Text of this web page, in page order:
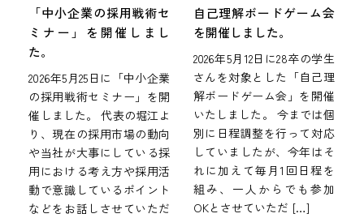
「中小企業の採用戦術セ
ミナー」を開催しまし
た。
2026年5月25日に「中小企業
の採用戦術セミナー」を開
催しました。 代表の堀江よ
り、現在の採用市場の動向
や当社が大事にしている採
用における考え方や採用活
動で意識しているポイント
などをお話しさせていただ
自己理解ボードゲーム会
を開催しました。
2026年5月12日に28卒の学生
さんを対象とした「自己理
解ボードゲーム会」を開催
いたしました。 今までは個
別に日程調整を行って対応
していましたが、今年はそ
れに加えて毎月1回日程を
組み、一人からでも参加
OKとさせていただ […]